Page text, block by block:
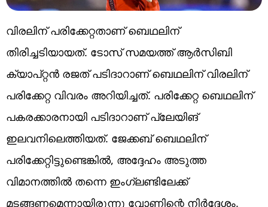
വിരലിന് പരിക്കേറ്റതാണ് ബെഥലിന്
തിരിച്ചടിയായത്. ടോസ് സമയത്ത് ആർസിബി
ക്യാപ്റ്റന്‍ രജത് പടിദാറാണ് ബെഥലിന് വിരലിന്
പരിക്കേറ്റ വിവരം അറിയിച്ചത്. പരിക്കേറ്റ ബെഥലിന്
പകരക്കാരനായി പടിദാറാണ് പ്ലേയിങ്
ഇലവനിലെത്തിയത്. ജേക്കബ് ബെഥലിന്
പരിക്കേറ്റിട്ടുണ്ടെങ്കിൽ, അദ്ദേഹം അടുത്ത
വിമാനത്തിൽ തന്നെ ഇംഗ്ലണ്ടിലേക്ക്
മടങ്ങണമെന്നായിരുന്നു വോണിന്റെ നിര്‍ദ്ദേശം.